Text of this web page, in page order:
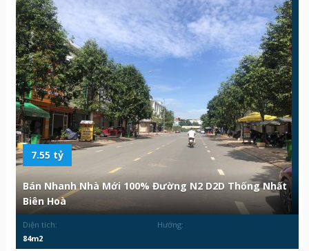
7.55 tỷ
Bán Nhanh Nhà Mới 100% Đường N2 D2D Thống Nhất
Biên Hoà
Diện tích:
84m2
Hướng: